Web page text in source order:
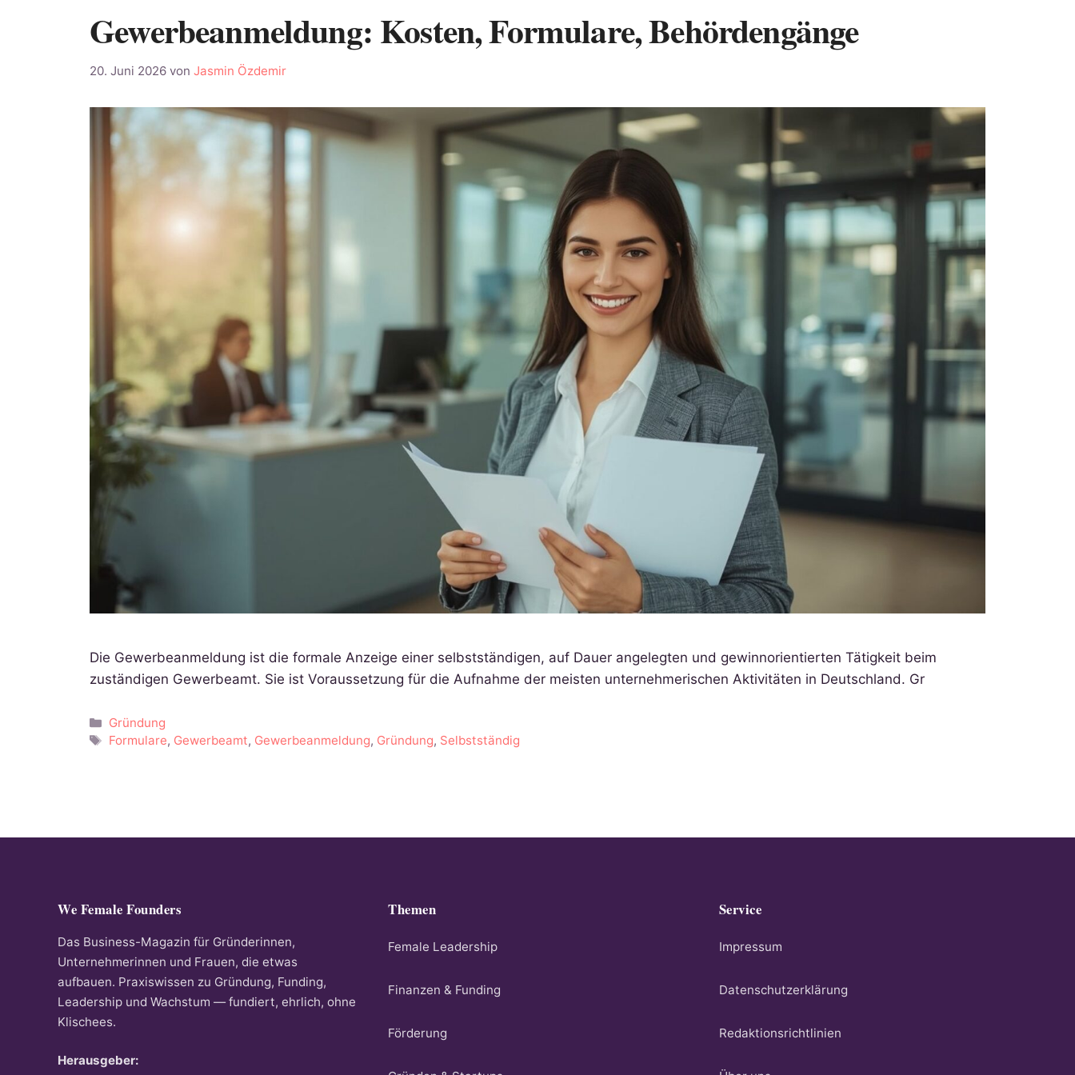
Gewerbeanmeldung: Kosten, Formulare, Behördengänge
20. Juni 2026 von Jasmin Özdemir
Die Gewerbeanmeldung ist die formale Anzeige einer selbstständigen, auf Dauer angelegten und gewinnorientierten Tätigkeit beim
zuständigen Gewerbeamt. Sie ist Voraussetzung für die Aufnahme der meisten unternehmerischen Aktivitäten in Deutschland. Gr
Kategorien
Gründung
Schlagwörter
Formulare, Gewerbeamt, Gewerbeanmeldung, Gründung, Selbstständig
We Female Founders
Das Business-Magazin für Gründerinnen,
Unternehmerinnen und Frauen, die etwas
aufbauen. Praxiswissen zu Gründung, Funding,
Leadership und Wachstum — fundiert, ehrlich, ohne
Klischees.
Herausgeber:
Themen
Female Leadership
Finanzen & Funding
Förderung
Service
Impressum
Datenschutzerklärung
Redaktionsrichtlinien